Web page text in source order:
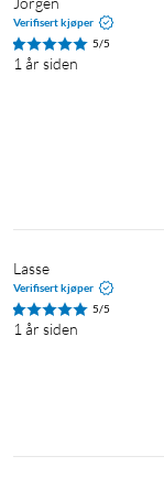
Verifisert kjøper
5/5
1 år siden
Lasse
Verifisert kjøper
5/5
1 år siden